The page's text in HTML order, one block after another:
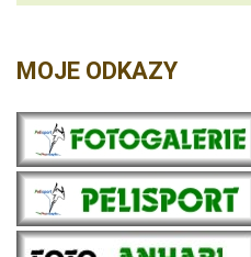
MOJE ODKAZY